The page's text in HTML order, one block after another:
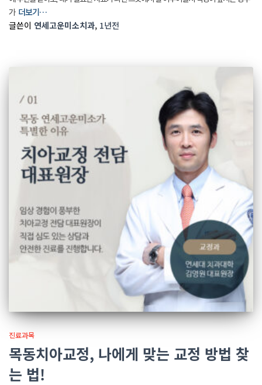
가 더보기…
글쓴이 연세고운미소치과, 1년전
진료과목
목동치아교정, 나에게 맞는 교정 방법 찾
는 법!